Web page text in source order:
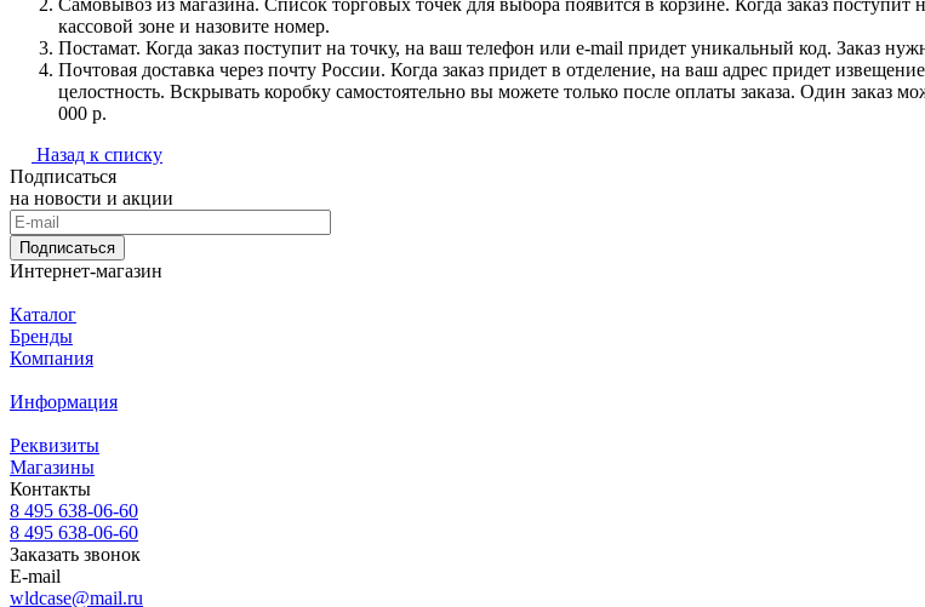
кассовой зоне и назовите номер.
Постамат. Когда заказ поступит на точку, на ваш телефон или e-mail придет уникальный код. Заказ
Почтовая доставка через почту России. Когда заказ придет в отделение, на ваш адрес придет
целостность. Вскрывать коробку самостоятельно вы можете только после оплаты заказа. Один
000 р.
Назад к списку
Подписаться
на новости и акции
Подписаться
Интернет-магазин
Каталог
Бренды
Компания
Информация
Реквизиты
Магазины
Контакты
8 495 638-06-60
8 495 638-06-60
Заказать звонок
E-mail
wldcase@mail.ru